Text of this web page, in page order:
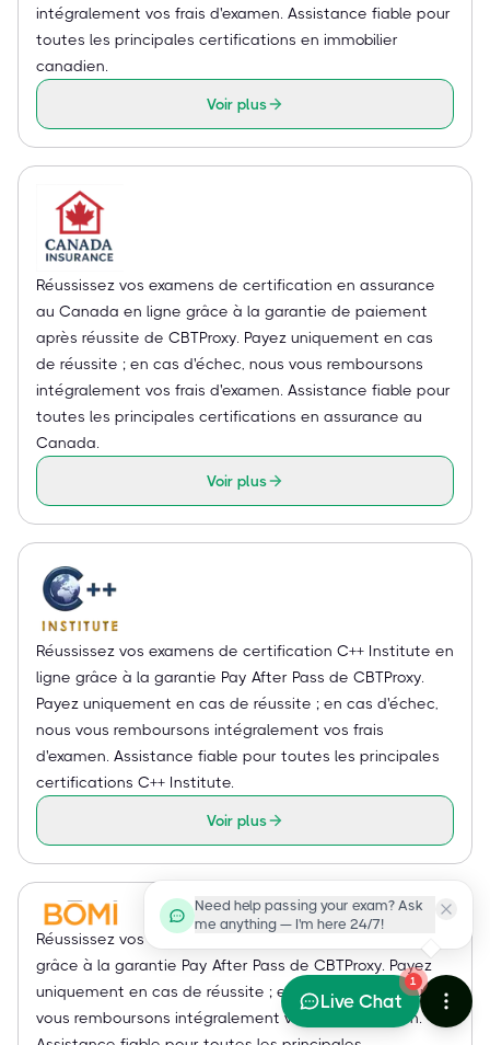
intégralement vos frais d'examen. Assistance fiable pour
toutes les principales certifications en immobilier
canadien.
Voir plus
Réussissez vos examens de certification en assurance
au Canada en ligne grâce à la garantie de paiement
après réussite de CBTProxy. Payez uniquement en cas
de réussite ; en cas d'échec, nous vous remboursons
intégralement vos frais d'examen. Assistance fiable pour
toutes les principales certifications en assurance au
Canada.
Voir plus
Réussissez vos examens de certification C++ Institute en
ligne grâce à la garantie Pay After Pass de CBTProxy.
Payez uniquement en cas de réussite ; en cas d'échec,
nous vous remboursons intégralement vos frais
d'examen. Assistance fiable pour toutes les principales
certifications C++ Institute.
Voir plus
Réussissez vos examens de certification BOMI en ligne
grâce à la garantie Pay After Pass de CBTProxy. Payez
uniquement en cas de réussite ; en cas d'échec, nous
vous remboursons intégralement vos frais d'examen.
Need help passing your exam? Ask
me anything — I'm here 24/7!
1
Live Chat